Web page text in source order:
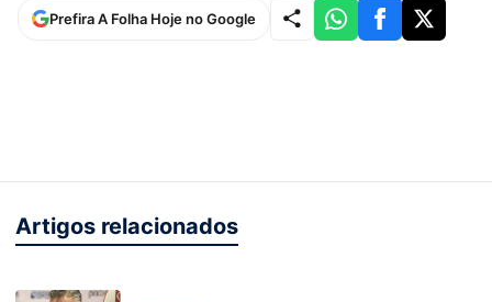
Prefira A Folha Hoje no Google
Artigos relacionados